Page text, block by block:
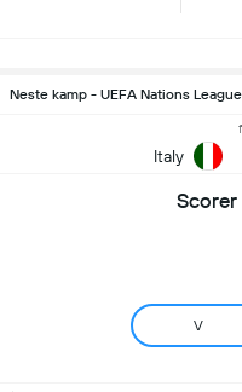
Neste kamp - UEFA Nations League
Italy
V